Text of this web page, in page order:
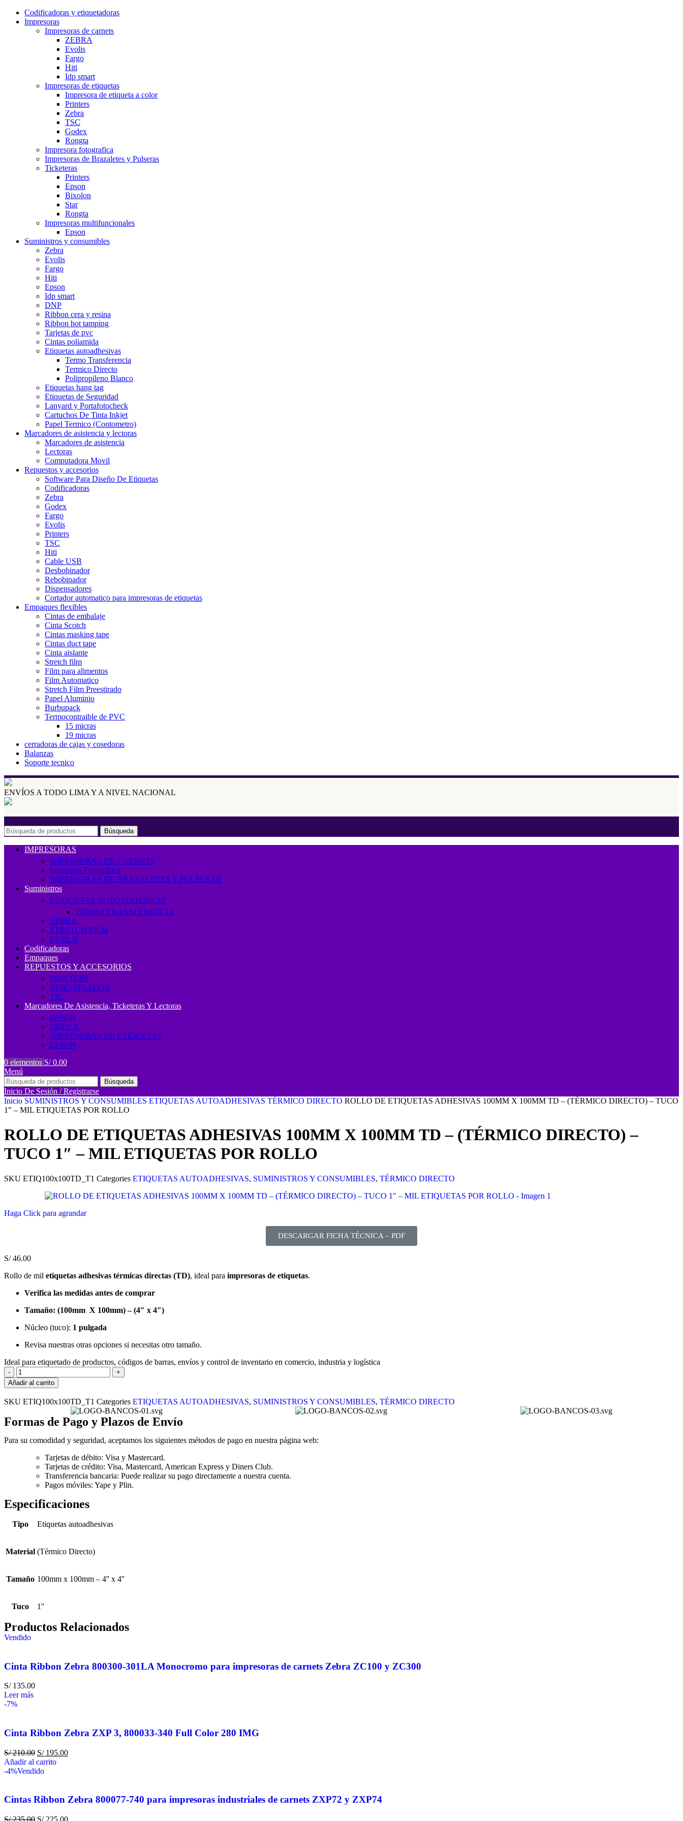
Codificadoras y etiquetadoras
Impresoras
Impresoras de carnets
ZEBRA
Evolis
Fargo
Hiti
Idp smart
Impresoras de etiquetas
Impresora de etiqueta a color
Printers
Zebra
TSC
Godex
Rongta
Impresora fotografica
Impresoras de Brazaletes y Pulseras
Ticketeras
Printers
Epson
Bixolon
Star
Rongta
Impresoras multifuncionales
Epson
Suministros y consumibles
Zebra
Evolis
Fargo
Hiti
Epson
Idp smart
DNP
Ribbon cera y resina
Ribbon hot tamping
Tarjetas de pvc
Cintas poliamida
Etiquetas autoadhesivas
Termo Transferencia
Termico Directo
Polipropileno Blanco
Etiquetas hang tag
Etiquetas de Seguridad
Lanyard y Portafotocheck
Cartuchos De Tinta Inkjet
Papel Termico (Contometro)
Marcadores de asistencia y lectoras
Marcadores de asistencia
Lectoras
Computadora Movil
Repuestos y accesorios
Software Para Diseño De Etiquetas
Codificadoras
Zebra
Godex
Fargo
Evolis
Printers
TSC
Hiti
Cable USB
Desbobinador
Rebobinador
Dispensadores
Cortador automatico para impresoras de etiquetas
Empaques flexibles
Cintas de embalaje
Cinta Scotch
Cintas masking tape
Cintas duct tape
Cinta aislante
Stretch film
Film para alimentos
Film Automatico
Stretch Film Preestirado
Papel Aluminio
Burbupack
Termocontraible de PVC
15 micras
19 micras
cerradoras de cajas y cosedoras
Balanzas
Soporte tecnico
ENVÍOS A TODO LIMA Y A NIVEL NACIONAL
Búsqueda
IMPRESORAS
IMPRESORAS DE CARNETS
Impresora Fotográfica
IMPRESORAS DE BRAZALETES Y PULSERAS
Suministros
ETIQUETAS AUTOADHESIVAS
TERMO TRANSFERENCIA
ZEBRA
STRETCH FILM
EVOLIS
Codificadoras
Empaques
REPUESTOS Y ACCESORIOS
PRINTERS
REBOBINADOR
TSC
Marcadores De Asistencia, Ticketeras Y Lectoras
EPSON
GODEX
IMPRESORAS DE ETIQUETAS
EPSON
0 elementos S/0.00
Menú
Búsqueda
Inicio De Sesión / Registrarse
Inicio SUMINISTROS Y CONSUMIBLES ETIQUETAS AUTOADHESIVAS TÉRMICO DIRECTO ROLLO DE ETIQUETAS ADHESIVAS 100MM X 100MM TD – (TÉRMICO DIRECTO) – TUCO
1″ – MIL ETIQUETAS POR ROLLO
ROLLO DE ETIQUETAS ADHESIVAS 100MM X 100MM TD – (TÉRMICO DIRECTO) –
TUCO 1″ – MIL ETIQUETAS POR ROLLO
SKU ETIQ100x100TD_T1 Categories ETIQUETAS AUTOADHESIVAS, SUMINISTROS Y CONSUMIBLES, TÉRMICO DIRECTO
Haga Click para agrandar
DESCARGAR FICHA TÉCNICA – PDF
S/46.00
Rollo de mil etiquetas adhesivas térmicas directas (TD), ideal para impresoras de etiquetas.
Verifica las medidas antes de comprar
Tamaño: (100mm X 100mm) – (4″ x 4″)
Núcleo (tuco): 1 pulgada
Revisa nuestras otras opciones si necesitas otro tamaño.
Ideal para etiquetado de productos, códigos de barras, envíos y control de inventario en comercio, industria y logística
Añadir al carrito
SKU ETIQ100x100TD_T1 Categories ETIQUETAS AUTOADHESIVAS, SUMINISTROS Y CONSUMIBLES, TÉRMICO DIRECTO
Formas de Pago y Plazos de Envío
Para su comodidad y seguridad, aceptamos los siguientes métodos de pago en nuestra página web:
Tarjetas de débito: Visa y Mastercard.
Tarjetas de crédito: Visa, Mastercard, American Express y Diners Club.
Transferencia bancaria: Puede realizar su pago directamente a nuestra cuenta.
Pagos móviles: Yape y Plin.
Especificaciones
Tipo Etiquetas autoadhesivas
Material (Térmico Directo)
Tamaño 100mm x 100mm – 4'' x 4''
Tuco 1''
Productos Relacionados
Vendido
Cinta Ribbon Zebra 800300-301LA Monocromo para impresoras de carnets Zebra ZC100 y ZC300
S/135.00
Leer más
-7%
Cinta Ribbon Zebra ZXP 3, 800033-340 Full Color 280 IMG
S/210.00 S/195.00
Añadir al carrito
-4%Vendido
Cintas Ribbon Zebra 800077-740 para impresoras industriales de carnets ZXP72 y ZXP74